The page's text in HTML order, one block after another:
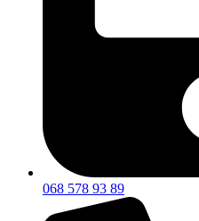
068 578 93 89